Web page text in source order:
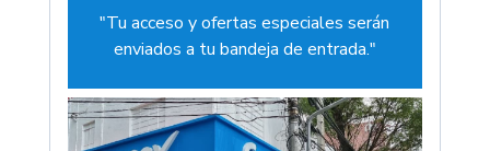
"Tu acceso y ofertas especiales serán
enviados a tu bandeja de entrada."